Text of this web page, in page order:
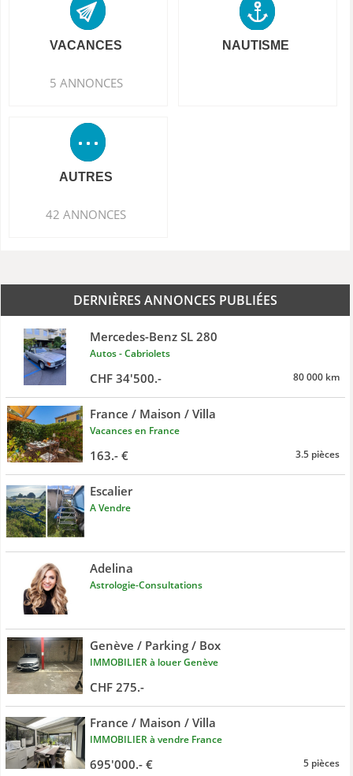
VACANCES
5 ANNONCES
NAUTISME
AUTRES
42 ANNONCES
DERNIÈRES ANNONCES PUBLIÉES
Mercedes-Benz SL 280
Autos - Cabriolets
CHF 34'500.- 80 000 km
France / Maison / Villa
Vacances en France
163.- € 3.5 pièces
Escalier
A Vendre
Adelina
Astrologie-Consultations
Genève / Parking / Box
IMMOBILIER à louer Genève
CHF 275.-
France / Maison / Villa
IMMOBILIER à vendre France
695'000.- € 5 pièces